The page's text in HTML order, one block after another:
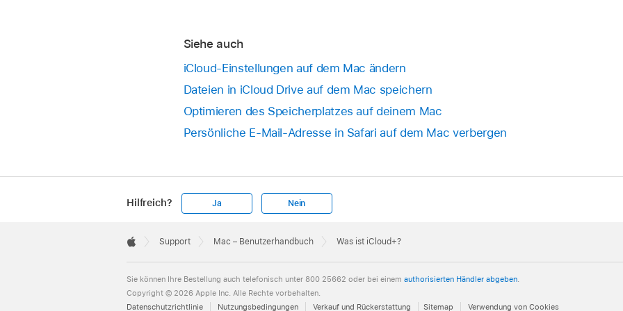
Siehe auch
iCloud-Einstellungen auf dem Mac ändern
Dateien in iCloud Drive auf dem Mac speichern
Optimieren des Speicherplatzes auf deinem Mac
Persönliche E-Mail-Adresse in Safari auf dem Mac verbergen
Hilfreich? Ja Nein
Footer

Support Mac – Benutzerhandbuch Was ist iCloud+?
Sie können Ihre Bestellung auch telefonisch unter 800 25662 oder bei einem authorisierten Händler abgeben.
Copyright © 2026 Apple Inc. Alle Rechte vorbehalten.
Datenschutzrichtlinie
Nutzungsbedingungen Verkauf und Rückerstattung Sitemap Verwendung von Cookies